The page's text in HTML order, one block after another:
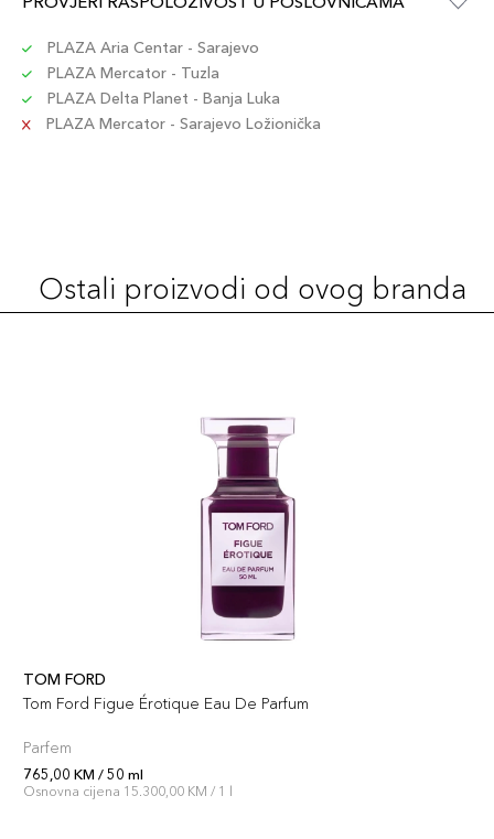
PLAZA Aria Centar - Sarajevo
PLAZA Mercator - Tuzla
PLAZA Delta Planet - Banja Luka
PLAZA Mercator - Sarajevo Ložionička
Ostali proizvodi od ovog branda
TOM FORD
Tom Ford Figue Érotique Eau De Parfum
Parfem
765,00 KM / 50 ml
Osnovna cijena 15.300,00 KM / 1 l